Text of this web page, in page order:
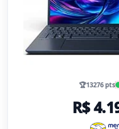
🏆13276 pts
R$